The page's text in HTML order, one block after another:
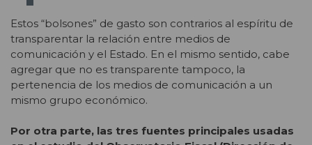
Estos “bolsones” de gasto son contrarios al espíritu de
transparentar la relación entre medios de
comunicación y el Estado. En el mismo sentido, cabe
agregar que no es transparente tampoco, la
pertenencia de los medios de comunicación a un
mismo grupo económico.
Por otra parte, las tres fuentes principales usadas